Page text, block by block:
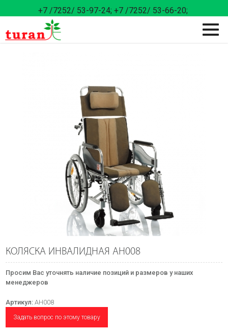
+7 /7252/ 53-97-24; +7 /7252/ 53-66-20;
КОЛЯСКА ИНВАЛИДНАЯ АН008
Просим Вас уточнять наличие позиций и размеров у наших
менеджеров
Артикул: АН008
Задать вопрос по этому товару